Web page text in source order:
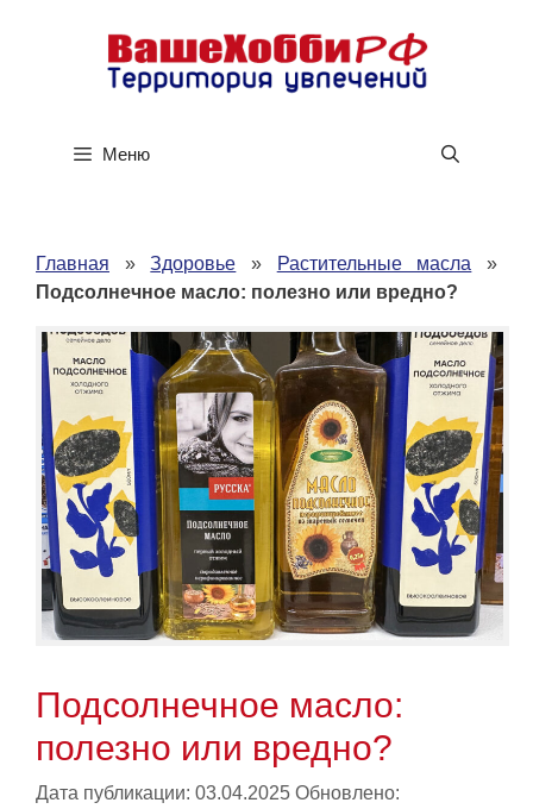
содержимому
Меню
Главная »Здоровье » Растительные масла »
Подсолнечное масло: полезно или вредно?
Подсолнечное масло:
полезно или вредно?
Дата публикации: 03.04.2025 Обновлено: